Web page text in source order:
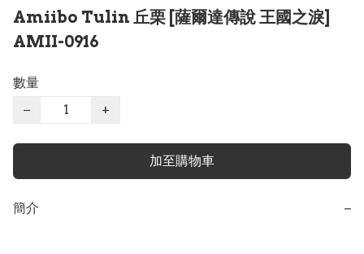
Amiibo Tulin 丘栗 [薩爾達傳說 王國之淚]
AMII-0916
數量
−
+
加至購物車
簡介 −